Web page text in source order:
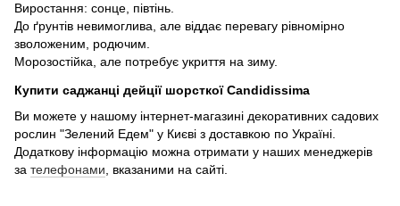
Виростання: сонце, півтінь.
До ґрунтів невимоглива, але віддає перевагу рівномірно
зволоженим, родючим.
Морозостійка, але потребує укриття на зиму.
Купити саджанці дейції шорсткої Candidissima
Ви можете у нашому інтернет-магазині декоративних садових
рослин "Зелений Едем" у Києві з доставкою по Україні.
Додаткову інформацію можна отримати у наших менеджерів
за телефонами , вказаними на сайті.